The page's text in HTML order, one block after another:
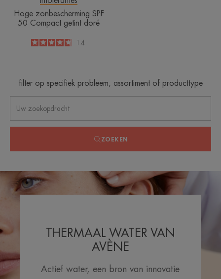
Hoge zonbescherming SPF
50 Compact getint doré
4.6
/514
filter op specifiek probleem, assortiment of producttype
ZOEKEN
THERMAAL WATER VAN
AVÈNE
Actief water, een bron van innovatie